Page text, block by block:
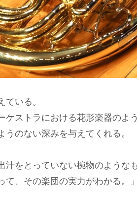
いる。
ストラにおける花形楽器のよ
のない深みを与えてくれる。
をとっていない椀物のようなも
、その楽団の実力がわかる。